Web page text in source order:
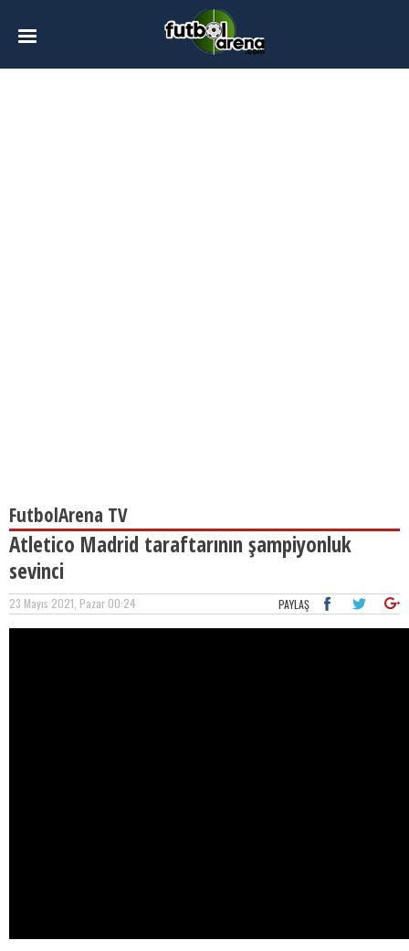
FutbolArena TV
Atletico Madrid taraftarının şampiyonluk
sevinci
23 Mayıs 2021, Pazar 00:24 PAYLAŞ